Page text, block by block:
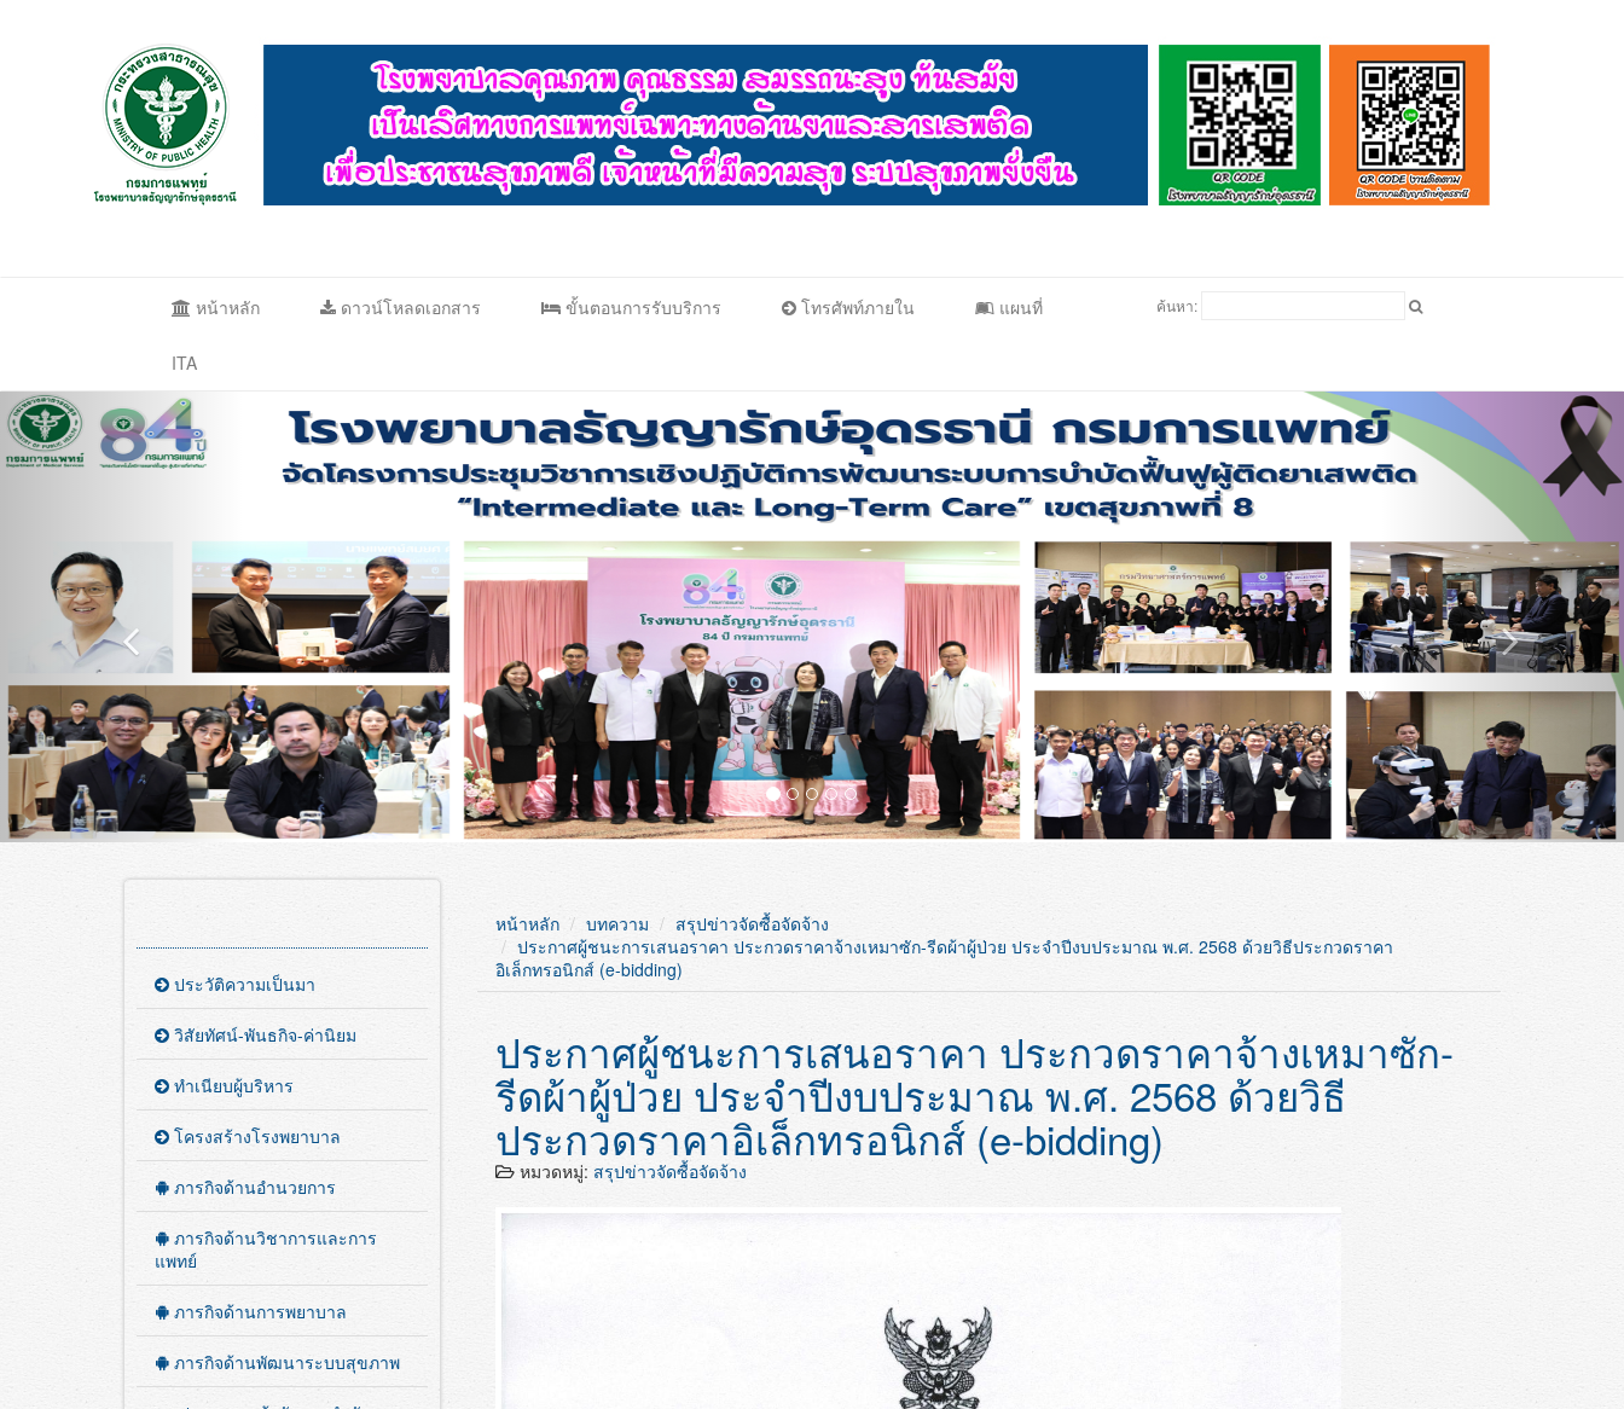
หน้าหลัก ดาวน์โหลดเอกสาร ขั้นตอนการรับบริการ โทรศัพท์ภายใน แผนที่
ITA
ค้นหา:
ประวัติความเป็นมา
วิสัยทัศน์-พันธกิจ-ค่านิยม
ทำเนียบผู้บริหาร
โครงสร้างโรงพยาบาล
ภารกิจด้านอำนวยการ
ภารกิจด้านวิชาการและการ
แพทย์
ภารกิจด้านการพยาบาล
ภารกิจด้านพัฒนาระบบสุขภาพ
หน้าหลัก บทความ
สรุปข่าวจัดซื้อจัดจ้าง
ประกาศผู้ชนะการเสนอราคา ประกวดราคาจ้างเหมาซัก-รีดผ้าผู้ป่วย ประจำปีงบประมาณ พ.ศ. 2568 ด้วยวิธีประกวดราคา
ประกาศผู้ชนะการเสนอราคา ประกวดราคาจ้างเหมาซัก-
รีดผ้าผู้ป่วย ประจำปีงบประมาณ พ.ศ. 2568 ด้วยวิธี
ประกวดราคาอิเล็กทรอนิกส์ (e-bidding)